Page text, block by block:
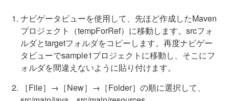
ナビゲータビューを使用して、先ほど作成したMaven
プロジェクト（tempForRef）に移動します。srcフォ
ルダとtargetフォルダをコピーします。再度ナビゲー
タビューでsample1プロジェクトに移動し、そこにフ
ォルダを間違えないように貼り付けます。
［File］→［New］→［Folder］の順に選択して、